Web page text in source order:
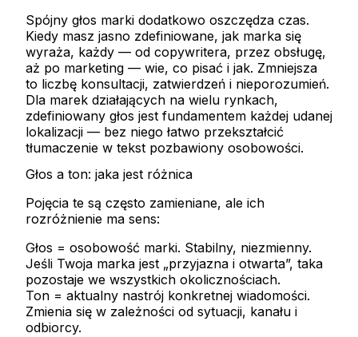
Spójny głos marki dodatkowo oszczędza czas.
Kiedy masz jasno zdefiniowane, jak marka się
wyraża, każdy — od copywritera, przez obsługę,
aż po marketing — wie, co pisać i jak. Zmniejsza
to liczbę konsultacji, zatwierdzeń i nieporozumień.
Dla marek działających na wielu rynkach,
zdefiniowany głos jest fundamentem każdej udanej
lokalizacji — bez niego łatwo przekształcić
tłumaczenie w tekst pozbawiony osobowości.
Głos a ton: jaka jest różnica
Pojęcia te są często zamieniane, ale ich
rozróżnienie ma sens:
Głos = osobowość marki. Stabilny, niezmienny.
Jeśli Twoja marka jest „przyjazna i otwarta”, taka
pozostaje we wszystkich okolicznościach.
Ton = aktualny nastrój konkretnej wiadomości.
Zmienia się w zależności od sytuacji, kanału i
odbiorcy.